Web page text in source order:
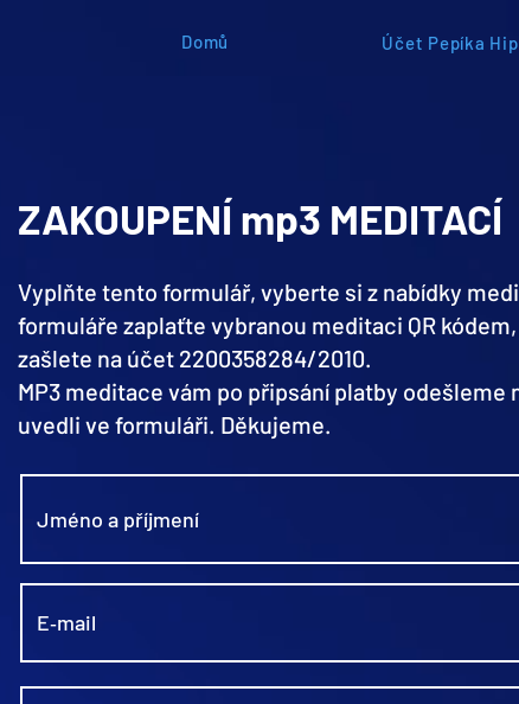
Domů Účet Pepíka
ZAKOUPENÍ mp3 MEDITACÍ
Vyplňte tento formulář, vyberte si z nabídky
formuláře zaplaťte vybranou meditaci QR
zašlete na účet 2200358284/2010.
MP3 meditace vám po připsání platby odešleme
uvedli ve formuláři. Děkujeme.